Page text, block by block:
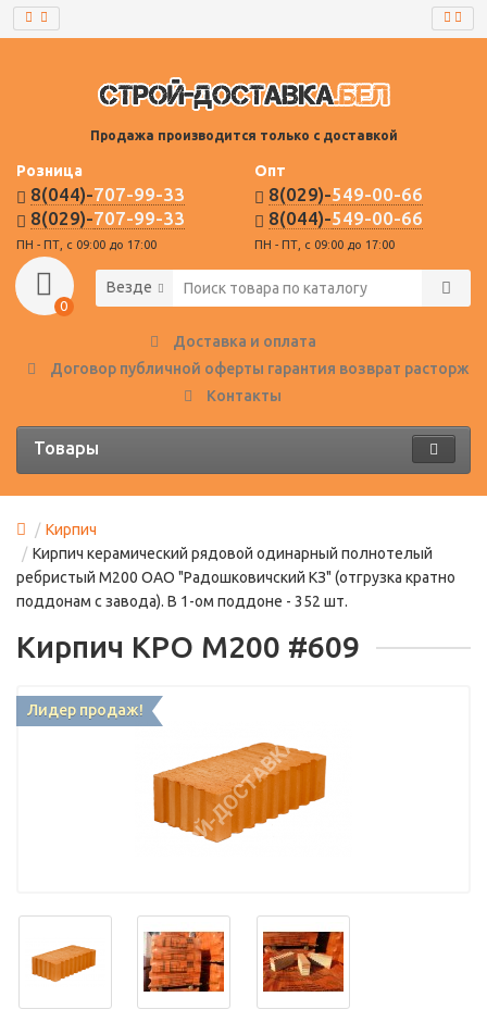
Продажа производится только с доставкой
Розница
8(044)-707-99-33
8(029)-707-99-33
ПН - ПТ, с 09:00 до 17:00
Опт
8(029)-549-00-66
8(044)-549-00-66
ПН - ПТ, с 09:00 до 17:00
0
Везде
Доставка и оплата
Договор публичной оферты гарантия возврат
Контакты
Товары
Кирпич
Кирпич керамический рядовой одинарный полнотелый
ребристый М200 ОАО "Радошковичский КЗ" (отгрузка кратно
поддонам с завода). В 1-ом поддоне - 352 шт.
Кирпич КРО М200 #609
Лидер продаж!